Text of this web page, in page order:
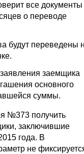
все документы
о переводе
будут переведены
заемщика
основного
суммы.
№373 получить
заключившие
года. В
не